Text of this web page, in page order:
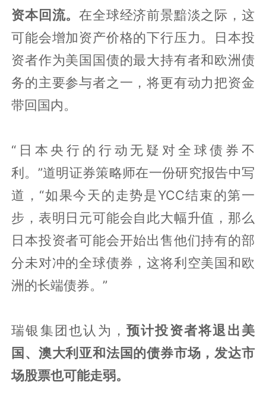
资本回流。在全球经济前景黯淡之际，这
可能会增加资产价格的下行压力。日本投
资者作为美国国债的最大持有者和欧洲债
务的主要参与者之一，将更有动力把资金
带回国内。
“日本央行的行动无疑对全球债券不
利。”道明证券策略师在一份研究报告中写
道，“如果今天的走势是YCC结束的第一
步，表明日元可能会自此大幅升值，那么
日本投资者可能会开始出售他们持有的部
分未对冲的全球债券，这将利空美国和欧
洲的长端债券。”
瑞银集团也认为， 预计投资者将退出美
国、澳大利亚和法国的债券市场，发达市
场股票也可能走弱。